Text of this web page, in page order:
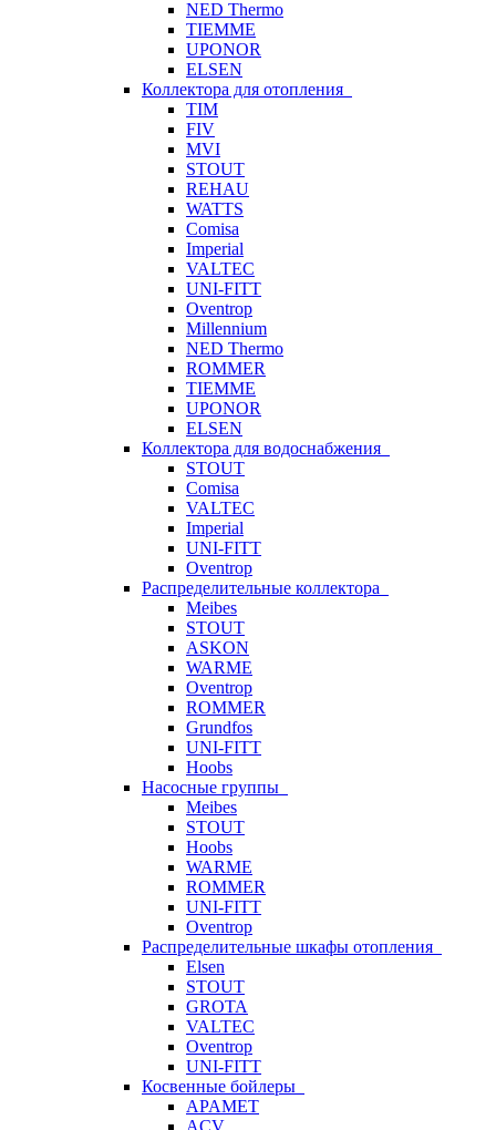
NED Thermo
TIEMME
UPONOR
ELSEN
Коллектора для отопления
TIM
FIV
MVI
STOUT
REHAU
WATTS
Comisa
Imperial
VALTEC
UNI-FITT
Oventrop
Millennium
NED Thermo
ROMMER
TIEMME
UPONOR
ELSEN
Коллектора для водоснабжения
STOUT
Comisa
VALTEC
Imperial
UNI-FITT
Oventrop
Распределительные коллектора
Meibes
STOUT
ASKON
WARME
Oventrop
ROMMER
Grundfos
UNI-FITT
Hoobs
Насосные группы
Meibes
STOUT
Hoobs
WARME
ROMMER
UNI-FITT
Oventrop
Распределительные шкафы отопления
Elsen
STOUT
GROTA
VALTEC
Oventrop
UNI-FITT
Косвенные бойлеры
APAMET
ACV